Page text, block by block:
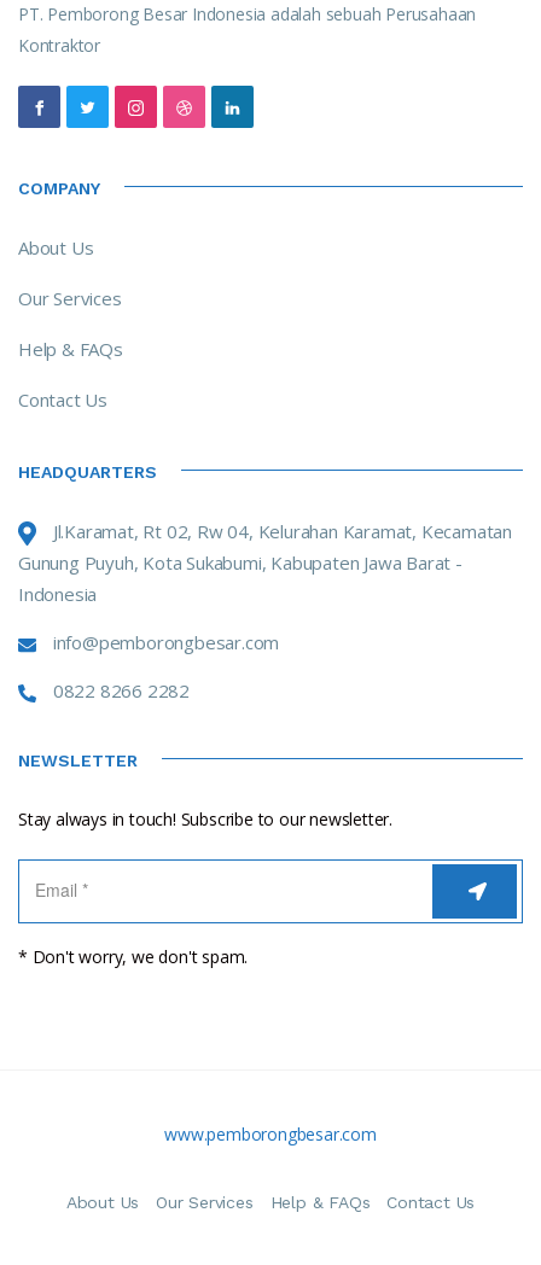
PT. Pemborong Besar Indonesia adalah sebuah Perusahaan
Kontraktor
COMPANY
About Us
Our Services
Help & FAQs
Contact Us
HEADQUARTERS
Jl.Karamat, Rt 02, Rw 04, Kelurahan Karamat, Kecamatan
Gunung Puyuh, Kota Sukabumi, Kabupaten Jawa Barat -
Indonesia
info@pemborongbesar.com
0822 8266 2282
NEWSLETTER
Stay always in touch! Subscribe to our newsletter.
* Don't worry, we don't spam.
www.pemborongbesar.com
About Us Our Services Help & FAQs Contact Us